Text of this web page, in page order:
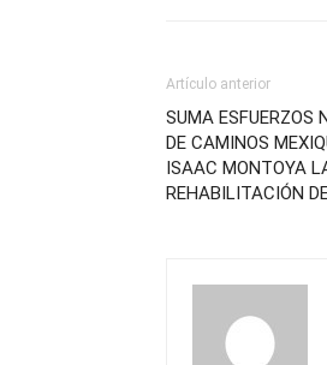
Artículo anterior
SUMA ESFUERZOS
DE CAMINOS
ISAAC MONTOYA
REHABILITACIÓN